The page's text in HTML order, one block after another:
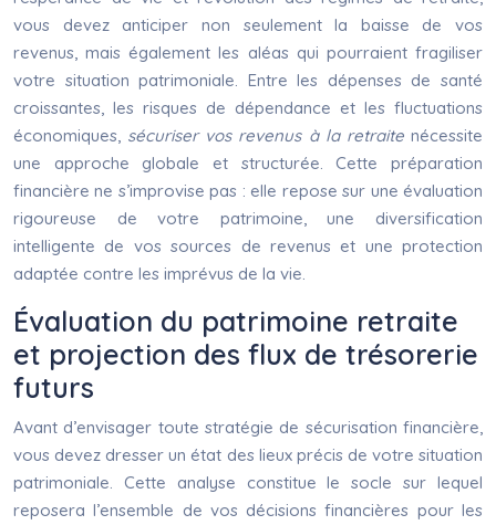
vous devez anticiper non seulement la baisse de vos
revenus, mais également les aléas qui pourraient fragiliser
votre situation patrimoniale. Entre les dépenses de santé
croissantes, les risques de dépendance et les fluctuations
économiques, sécuriser vos revenus à la retraitenécessite
une approche globale et structurée. Cette préparation
financière ne s’improvise pas : elle repose sur une évaluation
rigoureuse de votre patrimoine, une diversification
intelligente de vos sources de revenus et une protection
adaptée contre les imprévus de la vie.
Évaluation du patrimoine retraite
et projection des flux de trésorerie
futurs
Avant d’envisager toute stratégie de sécurisation financière,
vous devez dresser un état des lieux précis de votre situation
patrimoniale. Cette analyse constitue le socle sur lequel
reposera l’ensemble de vos décisions financières pour les